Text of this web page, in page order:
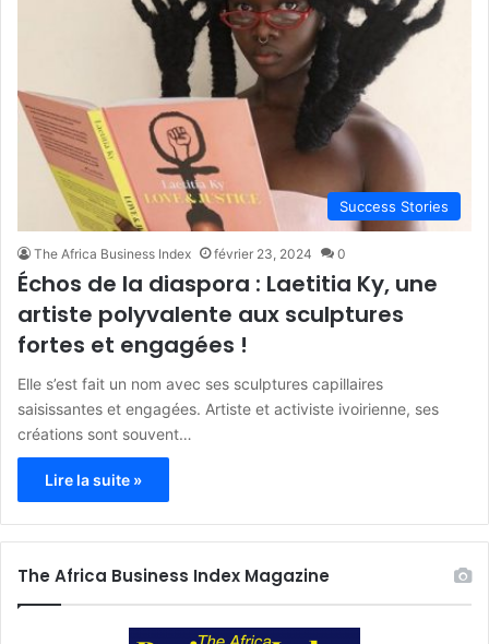
Success Stories
The Africa Business Index février 23, 2024 0
Échos de la diaspora : Laetitia Ky, une
artiste polyvalente aux sculptures
fortes et engagées !
Elle s’est fait un nom avec ses sculptures capillaires
saisissantes et engagées. Artiste et activiste ivoirienne, ses
créations sont souvent…
Lire la suite »
The Africa Business Index Magazine